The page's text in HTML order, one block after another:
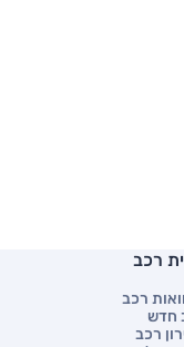
רכב
רכב
חדש
רכב